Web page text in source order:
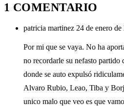
1 COMENTARIO
patricia martinez 24 de enero de
Por mi que se vaya. No ha
no recordarle su nefasto partido
donde se auto expulsó
Alvaro Rubio, Leao, Tiba y
unico malo que veo es que